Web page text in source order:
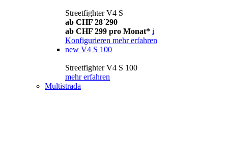
Streetfighter V4 S
ab CHF 28´290
ab CHF 299 pro Monat* i
Konfigurieren mehr erfahren
new V4 S 100
Streetfighter V4 S 100
mehr erfahren
Multistrada